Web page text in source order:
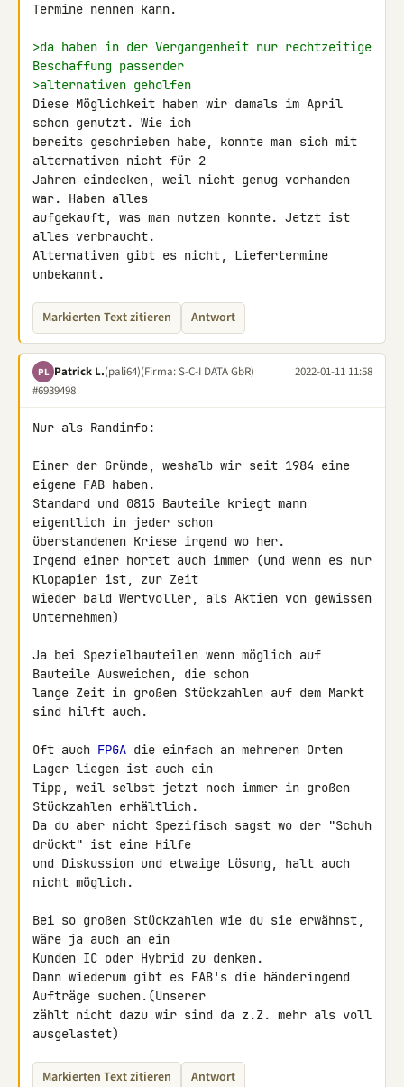
Termine nennen kann.
>da haben in der Vergangenheit nur rechtzeitige
Beschaffung passender
>alternativen geholfen
Diese Möglichkeit haben wir damals im April
schon genutzt. Wie ich
bereits geschrieben habe, konnte man sich mit
alternativen nicht für 2
Jahren eindecken, weil nicht genug vorhanden
war. Haben alles
aufgekauft, was man nutzen konnte. Jetzt ist
alles verbraucht.
Alternativen gibt es nicht, Liefertermine
unbekannt.
Markierten Text zitieren Antwort
PL Patrick L.(pali64)(Firma: S-C-I DATA GbR)
2022-01-11 11:58
#6939498
Nur als Randinfo:
Einer der Gründe, weshalb wir seit 1984 eine
eigene FAB haben.
Standard und 0815 Bauteile kriegt mann
eigentlich in jeder schon
überstandenen Kriese irgend wo her.
Irgend einer hortet auch immer (und wenn es nur
Klopapier ist, zur Zeit
wieder bald Wertvoller, als Aktien von gewissen
Unternehmen)
Ja bei Spezielbauteilen wenn möglich auf
Bauteile Ausweichen, die schon
lange Zeit in großen Stückzahlen auf dem Markt
sind hilft auch.
Oft auch FPGA die einfach an mehreren Orten
Lager liegen ist auch ein
Tipp, weil selbst jetzt noch immer in großen
Stückzahlen erhältlich.
Da du aber nicht Spezifisch sagst wo der "Schuh
drückt" ist eine Hilfe
und Diskussion und etwaige Lösung, halt auch
nicht möglich.
Bei so großen Stückzahlen wie du sie erwähnst,
wäre ja auch an ein
Kunden IC oder Hybrid zu denken.
Dann wiederum gibt es FAB's die händeringend
Aufträge suchen.(Unserer
zählt nicht dazu wir sind da z.Z. mehr als voll
ausgelastet)
Markierten Text zitieren Antwort